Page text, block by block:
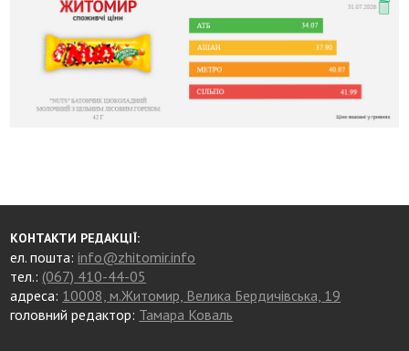
КОНТАКТИ РЕДАКЦІЇ:
ел. пошта:info@zhitomir.info
тел.: (067) 410-44-05
адреса: 10008, м.Житомир, Велика Бердичівська, 19
головний редактор: Тамара Коваль